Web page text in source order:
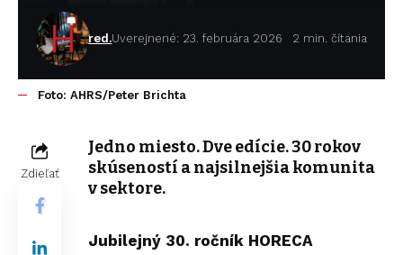
red.Uverejnené: 23. februára 2026 2 min. čítania
Foto: AHRS/Peter Brichta
Zdieľať
Jedno miesto. Dve edície. 30 rokov
skúseností a najsilnejšia komunita
v sektore.
Jubilejný 30. ročník HORECA